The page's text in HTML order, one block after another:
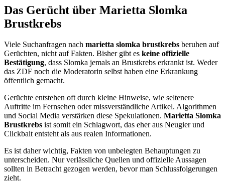
Das Gerücht über Marietta Slomka
Brustkrebs
Viele Suchanfragen nach marietta slomka brustkrebs beruhen auf
Gerüchten, nicht auf Fakten. Bisher gibt es keine offizielle
Bestätigung, dass Slomka jemals an Brustkrebs erkrankt ist. Weder
das ZDF noch die Moderatorin selbst haben eine Erkrankung
öffentlich gemacht.
Gerüchte entstehen oft durch kleine Hinweise, wie seltenere
Auftritte im Fernsehen oder missverständliche Artikel. Algorithmen
und Social Media verstärken diese Spekulationen. Marietta Slomka
Brustkrebs ist somit ein Schlagwort, das eher aus Neugier und
Clickbait entsteht als aus realen Informationen.
Es ist daher wichtig, Fakten von unbelegten Behauptungen zu
unterscheiden. Nur verlässliche Quellen und offizielle Aussagen
sollten in Betracht gezogen werden, bevor man Schlussfolgerungen
zieht.